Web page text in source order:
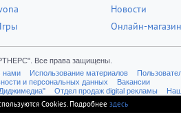
Новости
Онлайн-магазин
Все права защищены.
нами Использование материалов
и персональных данных
Вакансии
Отдел продаж digital рекламы
Cookies. Подробнее здесь